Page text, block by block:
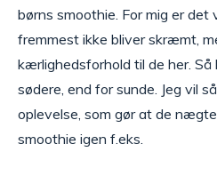
børns smoothie. For mig er
fremmest ikke bliver skræmt,
kærlighedsforhold til de her. Så
sødere, end for sunde. Jeg vil
oplevelse, som gør at de
smoothie igen f.eks.